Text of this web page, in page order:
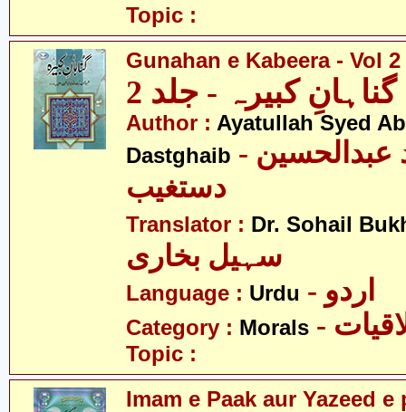
Topic :
Gunahan e Kabeera - Vol 2
گناہانِ کبیرہ - جلد 2
Author : Ayatullah Syed
Dastghaib - آیت اللہ سیّد عبدالحسین
دستغیب
Translator : Dr. Sohail
سہیل بخاری
Language : Urdu - اردو
Category : Morals
Topic :
Imam e Paak aur Yazeed e